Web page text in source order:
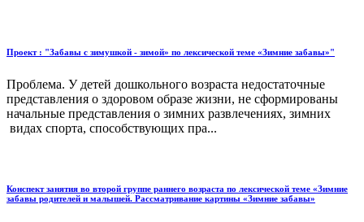
Проект : "Забавы с зимушкой - зимой» по лексической теме «Зимние забавы»"
Проблема. У детей дошкольного возраста недостаточные
представления о здоровом образе жизни, не сформированы
начальные представления о зимних развлечениях, зимних
видах спорта, способствующих пра...
Конспект занятия во второй группе раннего возраста по лексической теме «Зимние
забавы родителей и малышей. Рассматривание картины «Зимние забавы»